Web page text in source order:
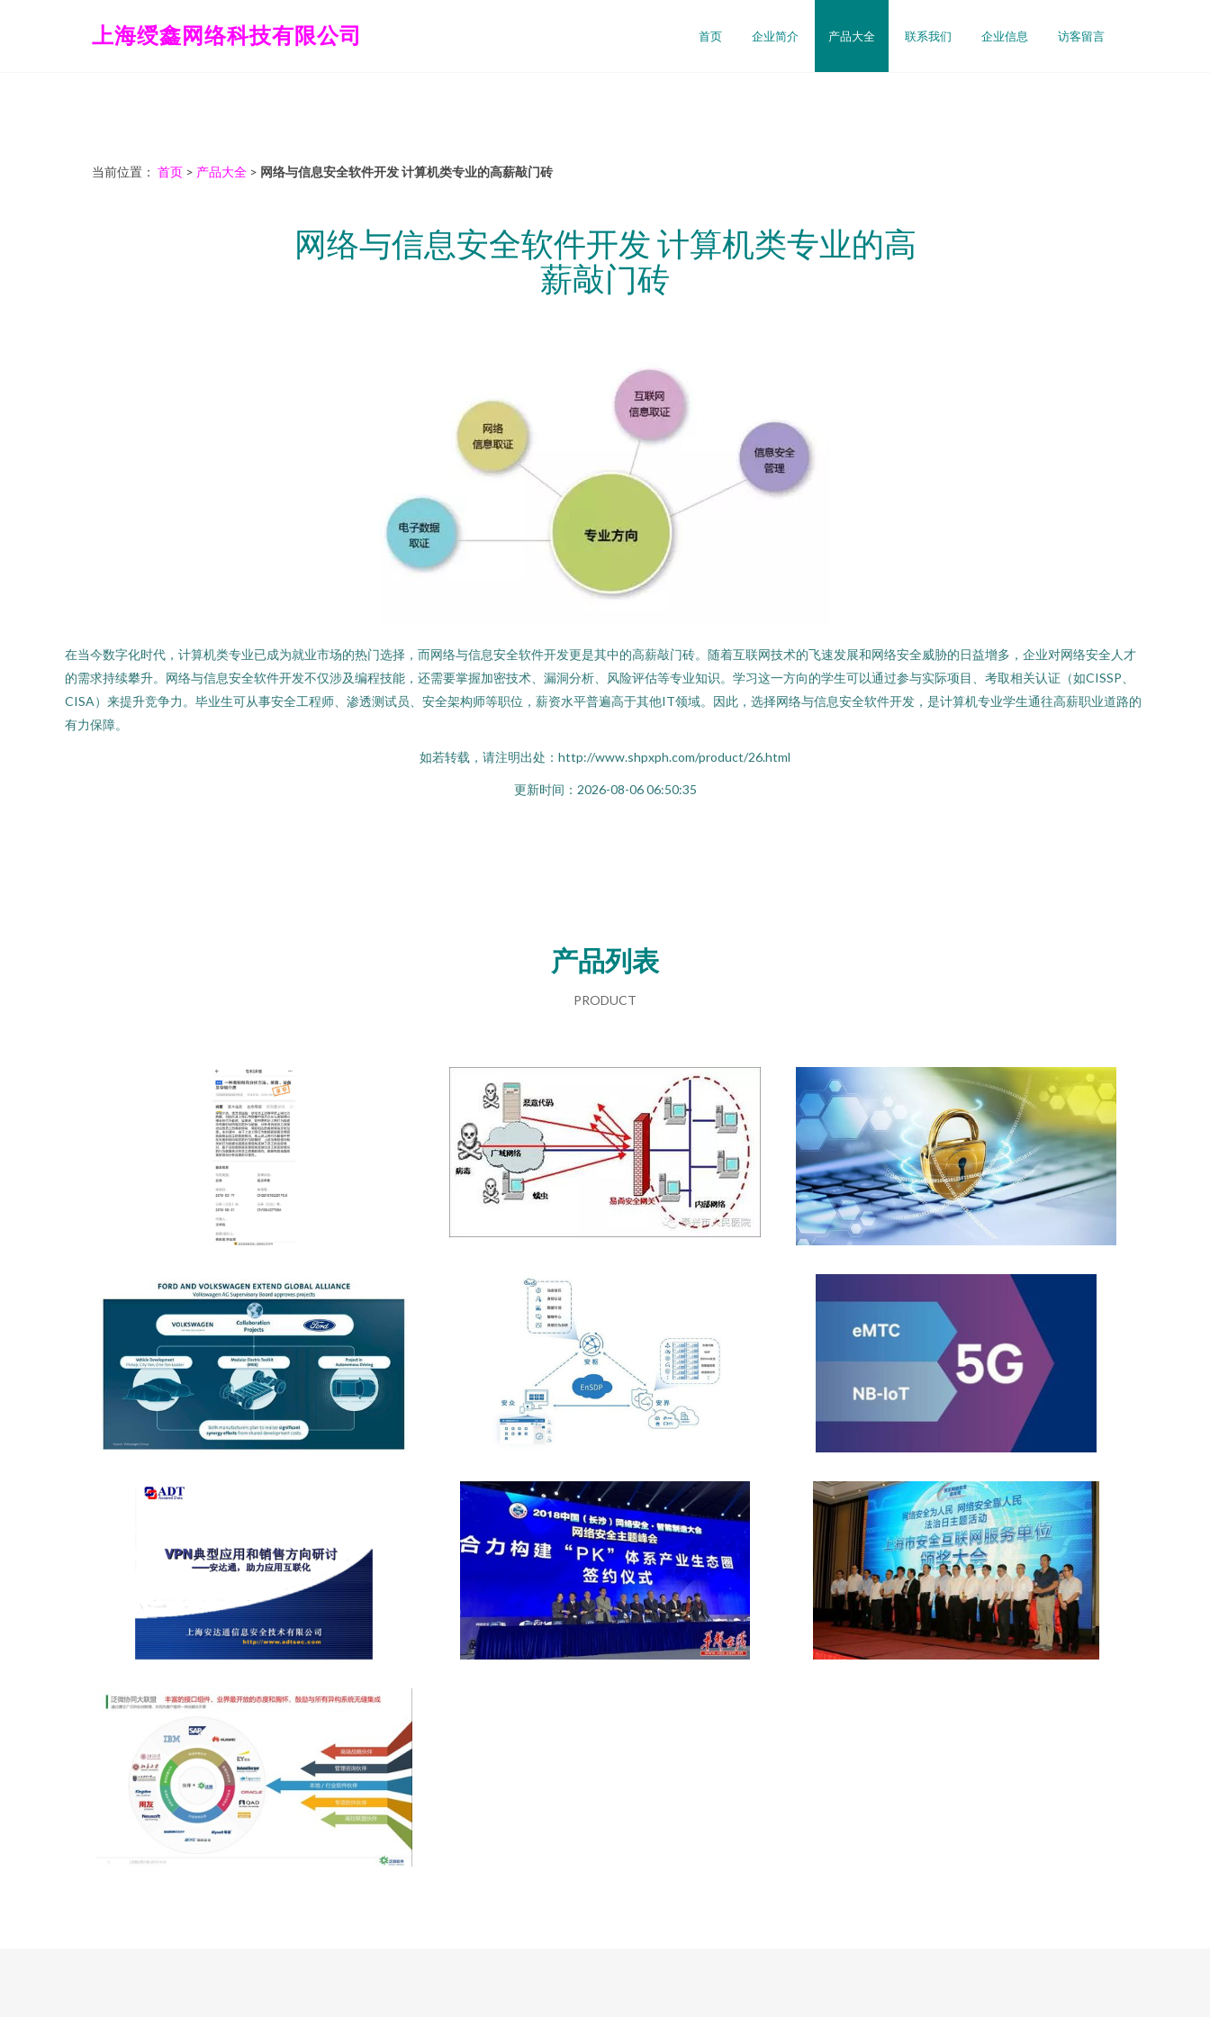
上海绶鑫网络科技有限公司 首页 企业简介 产品大全 联系我们 企业信息 访客留言
当前位置： 首页 > 产品大全 > 网络与信息安全软件开发 计算机类专业的高薪敲门砖
网络与信息安全软件开发 计算机类专业的高
薪敲门砖
在当今数字化时代，计算机类专业已成为就业市场的热门选择，而网络与信息安全软件开发更是其中的高薪敲门砖。随着互联网技术的飞速发展和网络安全威胁的日益增多，企业对网络安全人才
的需求持续攀升。网络与信息安全软件开发不仅涉及编程技能，还需要掌握加密技术、漏洞分析、风险评估等专业知识。学习这一方向的学生可以通过参与实际项目、考取相关认证（如CISSP、
CISA）来提升竞争力。毕业生可从事安全工程师、渗透测试员、安全架构师等职位，薪资水平普遍高于其他IT领域。因此，选择网络与信息安全软件开发，是计算机专业学生通往高薪职业道路的
有力保障。
如若转载，请注明出处：http://www.shpxph.com/product/26.html
更新时间：2026-08-06 06:50:35
产品列表
PRODUCT